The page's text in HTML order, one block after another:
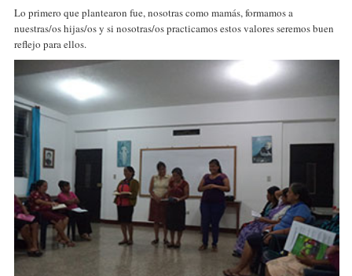
Lo primero que plantearon fue, nosotras como mamás, formamos a
nuestras/os hijas/os y si nosotras/os practicamos estos valores seremos buen
reflejo para ellos.